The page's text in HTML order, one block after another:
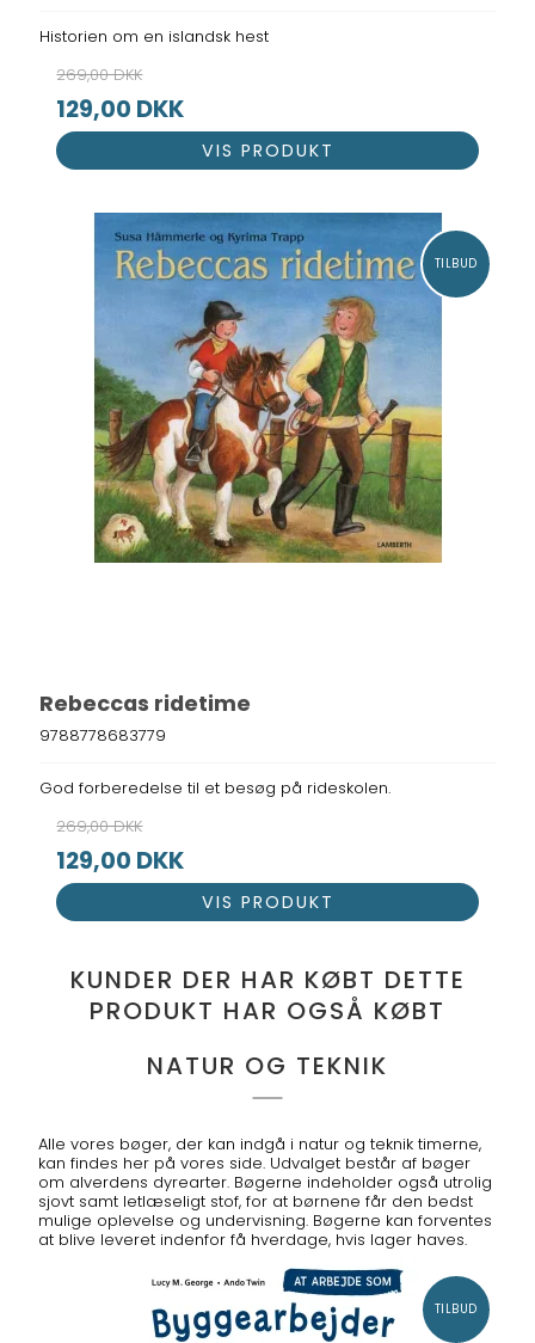
Historien om en islandsk hest
269,00 DKK
129,00 DKK
VIS PRODUKT
TILBUD
Rebeccas ridetime
9788778683779
God forberedelse til et besøg på rideskolen.
269,00 DKK
129,00 DKK
VIS PRODUKT
KUNDER DER HAR KØBT DETTE
PRODUKT HAR OGSÅ KØBT
NATUR OG TEKNIK
Alle vores bøger, der kan indgå i natur og teknik timerne,
kan findes her på vores side. Udvalget består af bøger
om alverdens dyrearter. Bøgerne indeholder også utrolig
sjovt samt letlæseligt stof, for at børnene får den bedst
mulige oplevelse og undervisning. Bøgerne kan forventes
at blive leveret indenfor få hverdage, hvis lager haves.
TILBUD